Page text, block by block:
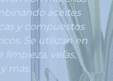
AGUA DE
Desde
aceites
y compuestos
Se utilizan en
velas,
más.